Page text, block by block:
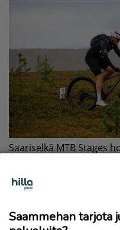
Saammehan tarjota